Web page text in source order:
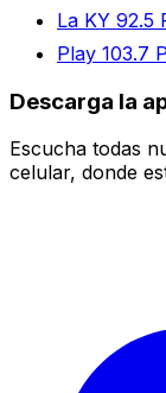
La KY 92.5
Play 103.7
Descarga la
Escucha todas
celular, donde